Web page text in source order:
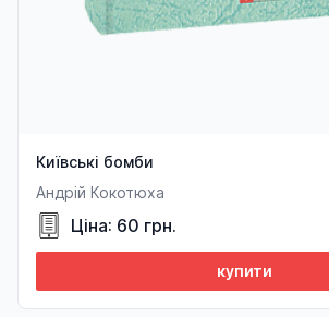
Київські бомби
Андрій Кокотюха
Ціна: 60 грн.
купити